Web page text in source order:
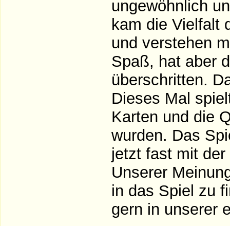
ungewöhnlich
kam die Vielfalt
und verstehen
Spaß, hat aber
überschritten.
Dieses Mal
Karten und die
wurden. Das
jetzt fast mit
Unserer
in das Spiel zu
gern in unserer